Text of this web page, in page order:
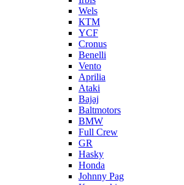
Wels
КТМ
YCF
Cronus
Benelli
Vento
Aprilia
Ataki
Bajaj
Baltmotors
BMW
Full Crew
GR
Hasky
Honda
Johnny Pag